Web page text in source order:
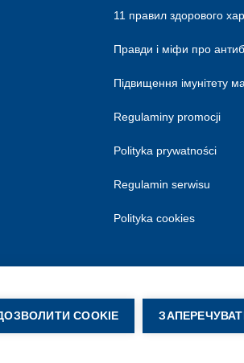
11 правил здорового
Правди і міфи про
Підвищення імунітету
Regulaminy promocji
Polityka prywatności
Regulamin serwisu
Polityka cookies
COOKIE